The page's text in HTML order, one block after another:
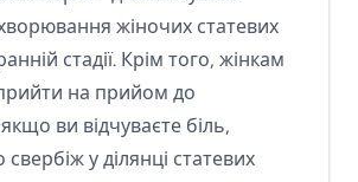
жіночих статевих
стадії. Крім того, жінкам
на прийом до
ви відчуваєте біль,
свербіж у ділянці статевих